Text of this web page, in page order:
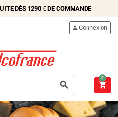
DÈS 1290 €DE COMMANDE

Connexion

0